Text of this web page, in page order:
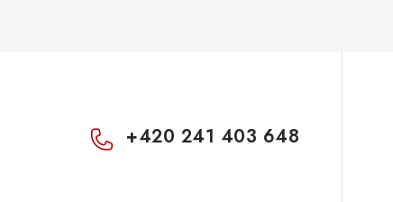
+420 241 403 648